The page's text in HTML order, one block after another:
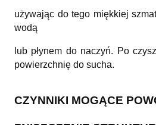
używając do tego miękkiej
wodą
lub płynem do naczyń. Po
powierzchnię do sucha.
CZYNNIKI MOGĄCE